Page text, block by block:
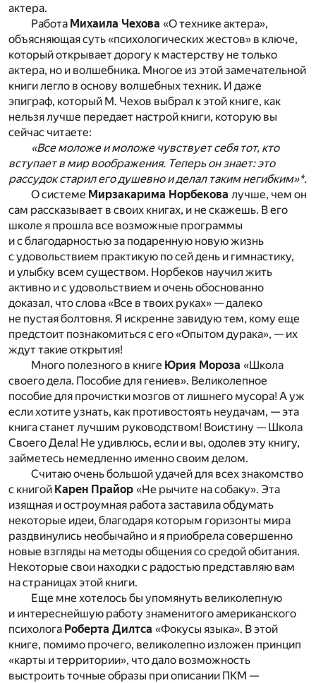
актера.
Работа Михаила Чехова «О технике актера»,
объясняющая суть «психологических жестов» в ключе,
который открывает дорогу к мастерству не только
актера, но и волшебника. Многое из этой замечательной
книги легло в основу волшебных техник. И даже
эпиграф, который М. Чехов выбрал к этой книге, как
нельзя лучше передает настрой книги, которую вы
сейчас читаете:
«Все моложе и моложе чувствует себя тот, кто
вступает в мир воображения. Теперь он знает: это
рассудок старил его душевно и делал таким негибким»*.
О системе Мирзакарима Норбекова лучше, чем он
сам рассказывает в своих книгах, и не скажешь. В его
школе я прошла все возможные программы
и с благодарностью за подаренную новую жизнь
с удовольствием практикую по сей день и гимнастику,
и улыбку всем существом. Норбеков научил жить
активно и с удовольствием и очень обоснованно
доказал, что слова «Все в твоих руках» — далеко
не пустая болтовня. Я искренне завидую тем, кому еще
предстоит познакомиться с его «Опытом дурака», — их
ждут такие открытия!
Много полезного в книге Юрия Мороза «Школа
своего дела. Пособие для гениев». Великолепное
пособие для прочистки мозгов от лишнего мусора! А уж
если хотите узнать, как противостоять неудачам, — эта
книга станет лучшим руководством! Воистину — Школа
Своего Дела! Не удивлюсь, если и вы, одолев эту книгу,
займетесь немедленно именно своим делом.
Считаю очень большой удачей для всех знакомство
с книгой Карен Прайор «Не рычите на собаку». Эта
изящная и остроумная работа заставила обдумать
некоторые идеи, благодаря которым горизонты мира
раздвинулись необычайно и я приобрела совершенно
новые взгляды на методы общения со средой обитания.
Некоторые свои находки с радостью представляю вам
на страницах этой книги.
Еще мне хотелось бы упомянуть великолепную
и интереснейшую работу знаменитого американского
психолога Роберта Дилтса «Фокусы языка». В этой
книге, помимо прочего, великолепно изложен принцип
«карты и территории», что дало возможность
выстроить точные образы при описании ПКМ —